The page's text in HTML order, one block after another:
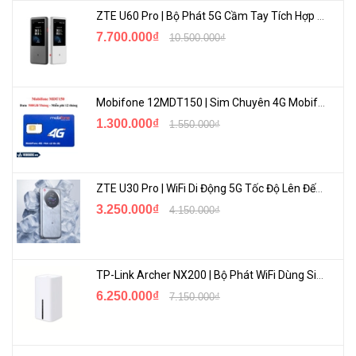
Công nghệ sóng không dây 2.4GHz không chỉ cho phép chuột hoạt
động nhanh nhạy mà còn có thể kết nối với tín hiệu chính xác ở
khoảng cách xa lên đến 10m. Nhờ đó, bạn có thể sử dụng chuột
công ty.
<Hotline: 1900.2021 hoặc (028)7300.2021 - VoHoang.vn>
ZTE U60 Pro | Bộ Phát 5G Cầm Tay Tích Hợp Công Nghệ WiFi 7, Pin 10000mAh
7.700.000₫ 10.500.000₫
1.300.000₫ 1.550.000₫
ZTE U30 Pro | WiFi Di Động 5G Tốc Độ Lên Đến 500Mbps, Màn Hình Cảm Ứng
3.250.000₫ 4.150.000₫
6.250.000₫ 7.150.000₫